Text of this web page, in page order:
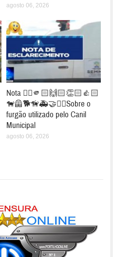
agosto 06, 2026
Nota 👉🏻🫵🏻🙌🏻👏🏻👍🏻
🐕‍🦺🐕🦮🚑🤝✍🏻Sobre o
furgão utilizado pelo Canil
Municipal
agosto 06, 2026